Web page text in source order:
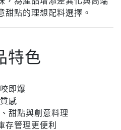
甜點的理想配料選擇。
特色
即爆
感
甜點與創意料理
存管理更便利